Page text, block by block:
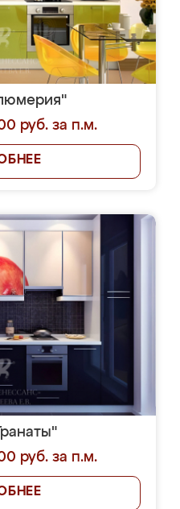
руб. за п.м.
руб. за п.м.